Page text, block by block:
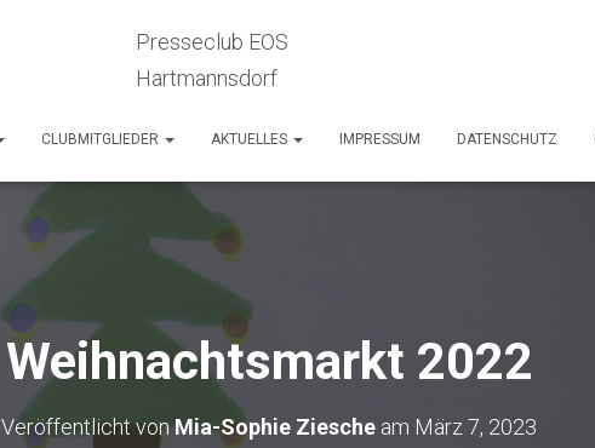
Presseclub EOS
Hartmannsdorf
CLUBMITGLIEDER AKTUELLES IMPRESSUM DATENSCHUTZ
Weihnachtsmarkt 2022
Veröffentlicht vonMia-Sophie Ziesche am März 7, 2023